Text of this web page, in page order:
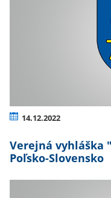
14.12.2022
Verejná vyhláška
Poľsko-Slovensko